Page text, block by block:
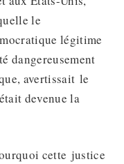
le
légitime
dangereusement
avertissait le
devenue la
cette justice